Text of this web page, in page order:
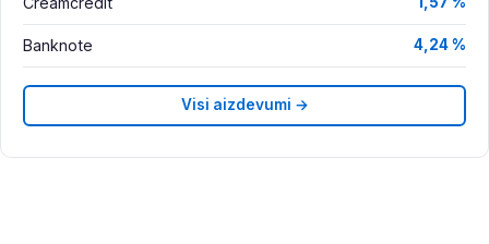
Banknote 4,24 %
Visi aizdevumi →